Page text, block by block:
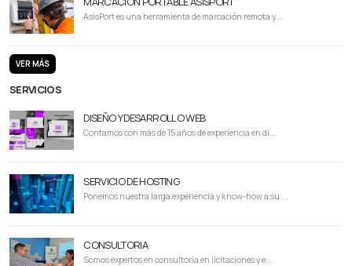
AsisPort es una herramienta de marcación remota y...
VER MÁS
SERVICIOS
DISEÑO Y DESARROLLO WEB
Contamos con más de 15 años de experiencia en di...
SERVICIO DE HOSTING
Ponemos nuestra larga experiencia y know-how a su ...
CONSULTORIA
Somos expertos en consultoría en licitaciones y e...